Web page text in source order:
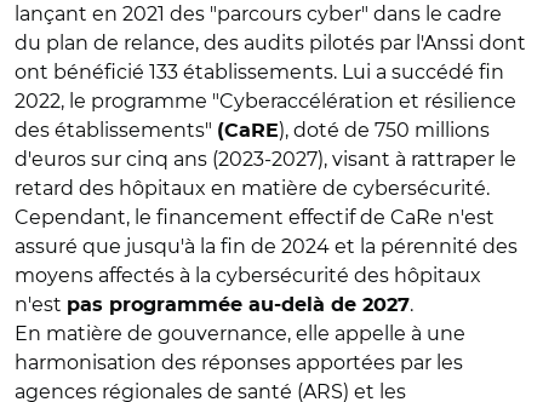
lançant en 2021 des "parcours cyber" dans le cadre
du plan de relance, des audits pilotés par l'Anssi dont
ont bénéficié 133 établissements. Lui a succédé fin
2022, le programme "Cyberaccélération et résilience
des établissements" (CaRE), doté de 750 millions
d'euros sur cinq ans (2023-2027), visant à rattraper le
retard des hôpitaux en matière de cybersécurité.
Cependant, le financement effectif de CaRe n'est
assuré que jusqu'à la fin de 2024 et la pérennité des
moyens affectés à la cybersécurité des hôpitaux
n'est pas programmée au-delà de 2027.
En matière de gouvernance, elle appelle à une
harmonisation des réponses apportées par les
agences régionales de santé (ARS) et les